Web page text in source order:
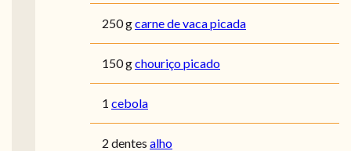
250 gcarne de vaca picada
150 gchouriço picado
1 cebola
2 dentes alho